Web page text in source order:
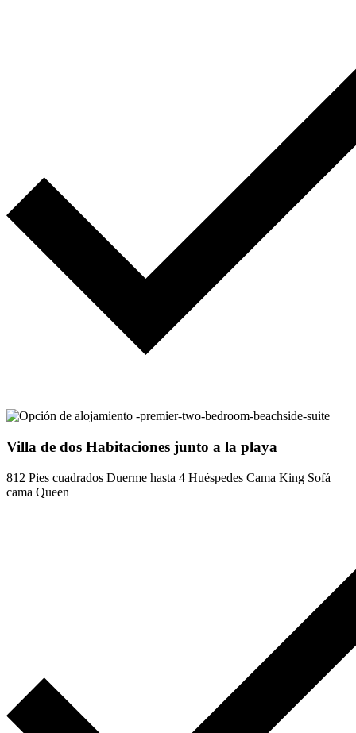
Villa de dos Habitaciones junto a la playa
812 Pies cuadrados Duerme hasta 4 Huéspedes Cama King Sofá
cama Queen